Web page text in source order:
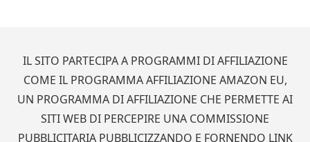
IL SITO PARTECIPA A PROGRAMMI DI AFFILIAZIONE
COME IL PROGRAMMA AFFILIAZIONE AMAZON EU,
UN PROGRAMMA DI AFFILIAZIONE CHE PERMETTE AI
SITI WEB DI PERCEPIRE UNA COMMISSIONE
PUBBLICITARIA PUBBLICIZZANDO E FORNENDO LINK